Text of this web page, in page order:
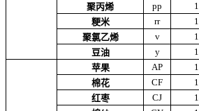
聚丙烯
pp
粳米
rr
聚氯乙烯
v
豆油
y
苹果
AP
棉花
CF
红枣
CJ